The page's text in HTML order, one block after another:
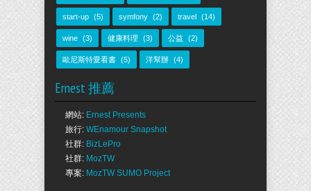
start-up (5) symfony (2) travel (14)
wine (3) 健康料理 (3) 公益 (2)
歐尼斯特愛看書 (5) 洋幫辦 (4)
Ernest 推薦
網站: Ernest Presents
旅行: WEnamour Snapshot
社群: BizLePro
社群: MozTW
專案: MozTW SUMO Project